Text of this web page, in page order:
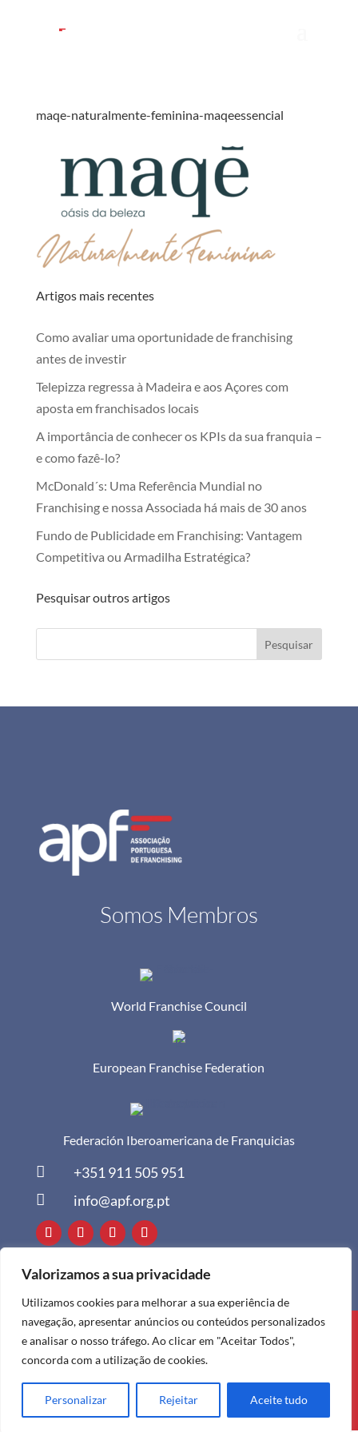
Valorizamos a sua privacidade
Utilizamos cookies para melhorar a sua experiência de
navegação, apresentar anúncios ou conteúdos personalizados
e analisar o nosso tráfego. Ao clicar em "Aceitar Todos",
concorda com a utilização de cookies.
Personalizar Rejeitar Aceite tudo
maqe-naturalmente-feminina-maqeessencial
Artigos mais recentes
Como avaliar uma oportunidade de franchising
antes de investir
Telepizza regressa à Madeira e aos Açores com
aposta em franchisados locais
A importância de conhecer os KPIs da sua franquia –
e como fazê-lo?
McDonald´s: Uma Referência Mundial no
Franchising e nossa Associada há mais de 30 anos
Fundo de Publicidade em Franchising: Vantagem
Competitiva ou Armadilha Estratégica?
Pesquisar outros artigos
Pesquisar
Somos Membros
World Franchise Council
European Franchise Federation
Federación Iberoamericana de Franquicias
 +351 911 505 951
 info@apf.org.pt
Todos os direitos reservados à APF ©
2024
Política de Privacidade